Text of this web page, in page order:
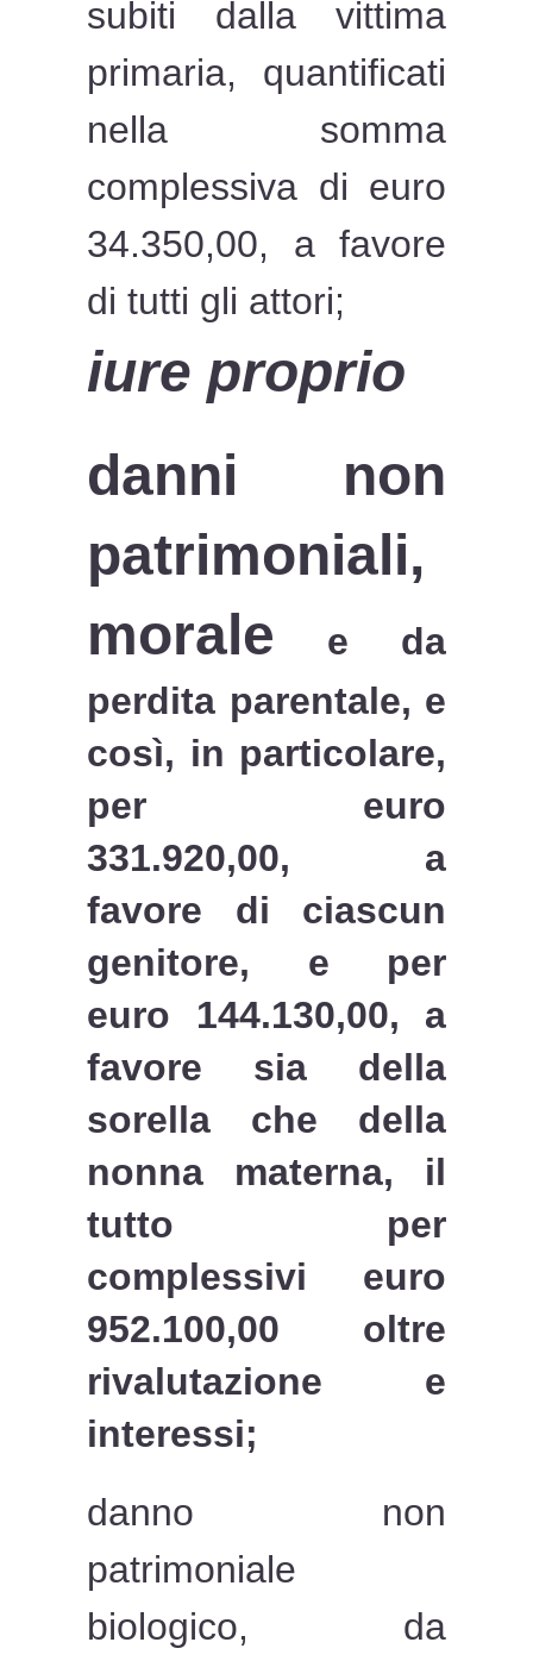
subiti dalla vittima
primaria, quantificati
nella somma
complessiva di euro
34.350,00, a favore
di tutti gli attori;
iure proprio
danni non
patrimoniali,
morale e da
perdita parentale, e
così, in particolare,
per euro
331.920,00, a
favore di ciascun
genitore, e per
euro 144.130,00, a
favore sia della
sorella che della
nonna materna, il
tutto per
complessivi euro
952.100,00 oltre
rivalutazione e
interessi;
danno non
patrimoniale
biologico, da